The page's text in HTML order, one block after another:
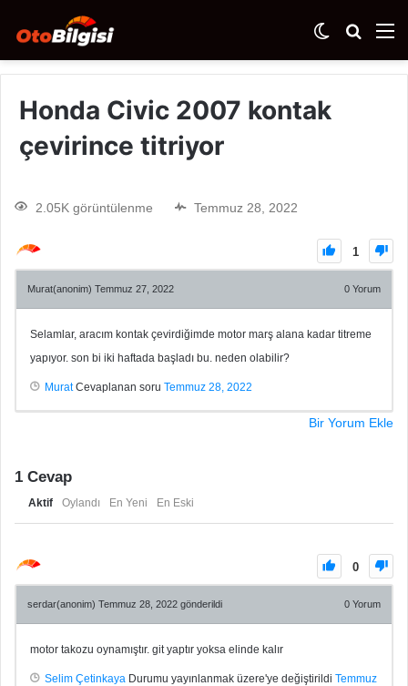
Honda Civic 2007 kontak
çevirince titriyor
2.05K görüntülenme Temmuz 28, 2022
1
Murat(anonim) Temmuz 27, 2022 0 Yorum
Selamlar, aracım kontak çevirdiğimde motor marş alana kadar titreme
yapıyor. son bi iki haftada başladı bu. neden olabilir?
MuratCevaplanan soru Temmuz 28, 2022
Bir Yorum Ekle
1 Cevap
Aktif Oylandı En Yeni En Eski
0
serdar(anonim) Temmuz 28, 2022 gönderildi 0 Yorum
motor takozu oynamıştır. git yaptır yoksa elinde kalır
Selim Çetinkaya Durumu yayınlanmak üzere'ye değiştirildi Temmuz